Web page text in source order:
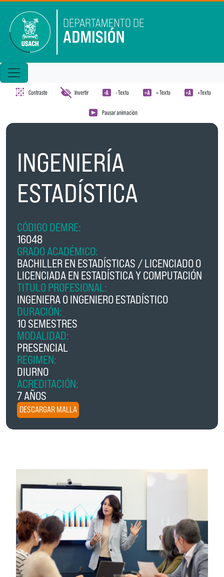
Contraste Invertir - Texto = Texto +Texto
Pausar animación
INGENIERÍA
ESTADÍSTICA
CÓDIGO DEMRE:
16048
GRADO ACADÉMICO:
BACHILLER EN ESTADÍSTICAS / LICENCIADO O
LICENCIADA EN ESTADÍSTICA Y COMPUTACIÓN
TITULO PROFESIONAL:
INGENIERA O INGENIERO ESTADÍSTICO
DURACIÓN:
10 SEMESTRES
MODALIDAD:
PRESENCIAL
REGIMEN:
DIURNO
ACREDITACIÓN:
7 AÑOS
DESCARGAR MALLA